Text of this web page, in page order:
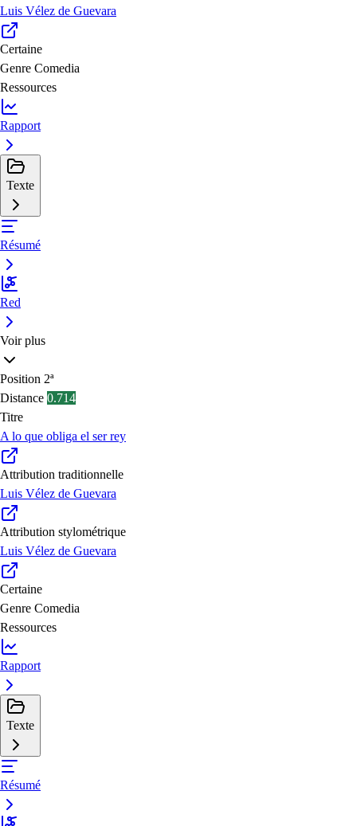
Luis Vélez de Guevara
Certaine
Genre Comedia
Ressources
Rapport
Texte
Résumé
Red
Voir plus
Position 2ª
Distance 0.714
Titre
A lo que obliga el ser rey
Attribution traditionnelle
Luis Vélez de Guevara
Attribution stylométrique
Luis Vélez de Guevara
Certaine
Genre Comedia
Ressources
Rapport
Texte
Résumé